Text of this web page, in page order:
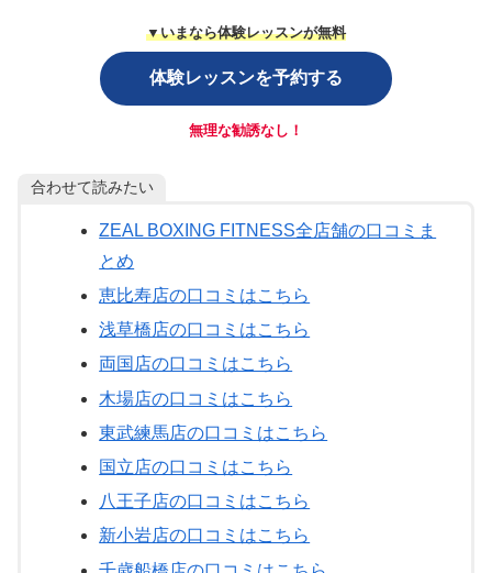
▼いまなら体験レッスンが無料
体験レッスンを予約する
無理な勧誘なし！
合わせて読みたい
ZEAL BOXING FITNESS全店舗の口コミま
とめ
恵比寿店の口コミはこちら
浅草橋店の口コミはこちら
両国店の口コミはこちら
木場店の口コミはこちら
東武練馬店の口コミはこちら
国立店の口コミはこちら
八王子店の口コミはこちら
新小岩店の口コミはこちら